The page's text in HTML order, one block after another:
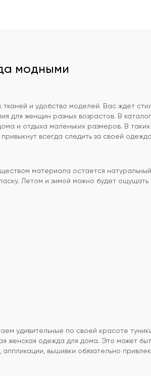
модными
и удобство моделей. Вас ждет
для женщин разных возрастов. В
и отдыха маленьких размеров. В
всегда следить за своей
материала остается
Летом и зимой можно будет
удивительные по своей красоте
женская одежда для дома. Это может
аппликации, вышивки обязательно